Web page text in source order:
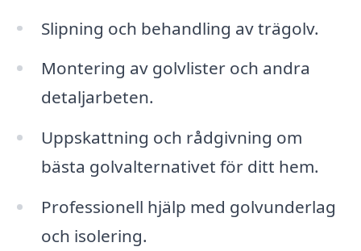
Slipning och behandling av trägolv.
Montering av golvlister och andra
detaljarbeten.
Uppskattning och rådgivning om
bästa golvalternativet för ditt hem.
Professionell hjälp med golvunderlag
och isolering.